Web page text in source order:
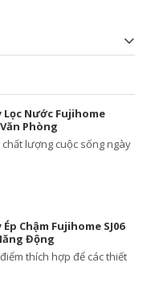
Lọc Nước Fujihome
Văn Phòng
lượng cuộc sống ngày
Chậm Fujihome SJ06
Động
thích hợp để các thiết